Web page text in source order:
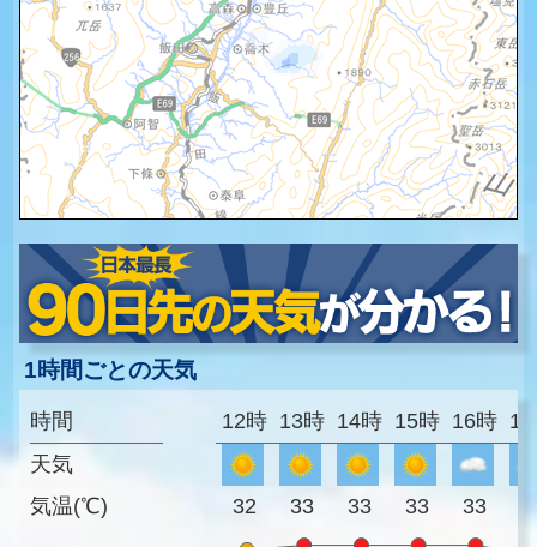
1時間ごとの天気
時間
天気
気温(℃)
12時 13時 14時 15時 16時
32 33 33 33 33